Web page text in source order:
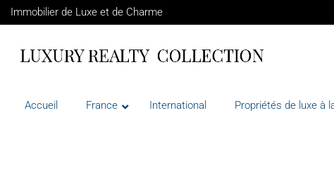
Immobilier de Luxe et de Charme
Accueil France International Propriétés de luxe à